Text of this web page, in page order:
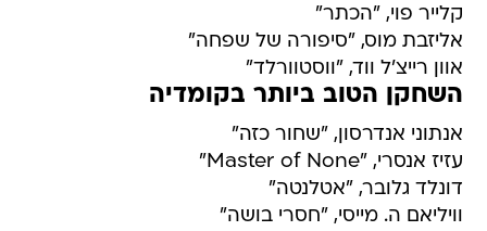
קלייר פוי, "הכתר"
אליזבת מוס, "סיפורה של שפחה"
אוון רייצ'ל ווד, "ווסטוורלד"
השחקן הטוב ביותר בקומדיה
אנתוני אנדרסון, "שחור כזה"
עזיז אנסרי, "Master of None"
דונלד גלובר, "אטלנטה"
וויליאם ה. מייסי, "חסרי בושה"